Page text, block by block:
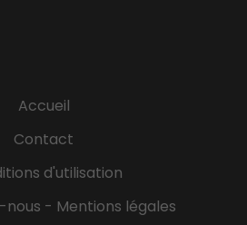
Accueil
Contact
d'utilisation
nous - Mentions légales